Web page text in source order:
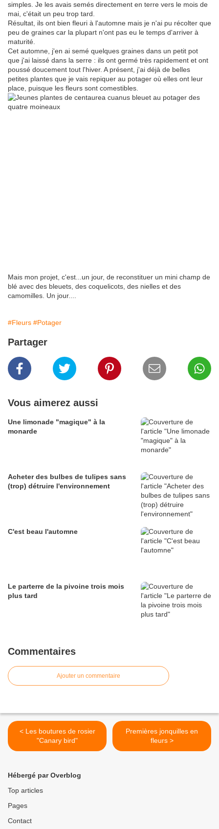
simples. Je les avais semés directement en terre vers le mois de
mai, c'était un peu trop tard.
Résultat, ils ont bien fleuri à l'automne mais je n'ai pu récolter que
peu de graines car la plupart n'ont pas eu le temps d'arriver à
maturité.
Cet automne, j'en ai semé quelques graines dans un petit pot
que j'ai laissé dans la serre : ils ont germé très rapidement et ont
poussé doucement tout l'hiver. A présent, j'ai déjà de belles
petites plantes que je vais repiquer au potager où elles ont leur
place, puisque les fleurs sont comestibles.
Mais mon projet, c'est...un jour, de reconstituer un mini champ de
blé avec des bleuets, des coquelicots, des nielles et des
camomilles. Un jour....
#Fleurs #Potager
Partager
Vous aimerez aussi
Une limonade "magique" à la
monarde
Acheter des bulbes de tulipes sans
(trop) détruire l'environnement
C'est beau l'automne
Le parterre de la pivoine trois mois
plus tard
Commentaires
Ajouter un commentaire
< Les boutures de rosier
"Canary bird"
Premières jonquilles en
fleurs >
Hébergé par Overblog
Top articles
Pages
Contact